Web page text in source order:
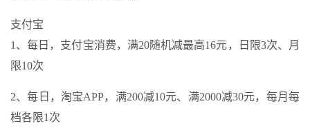
支付宝
1、每日，支付宝消费，满20随机减最高16元，日限3次、月
限10次
2、每日，淘宝APP，满200减10元、满2000减30元，每月每
档各限1次